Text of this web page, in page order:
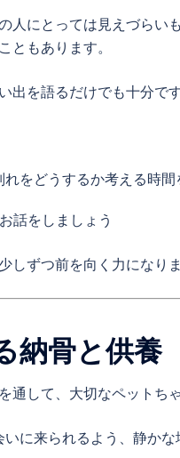
人にとっては見えづらい
ともあります。
出を語るだけでも十分です
をどうするか考える時間
話をしましょう
しずつ前を向く力になりま
納骨と供養
通して、大切なペットち
いに来られるよう、静かな